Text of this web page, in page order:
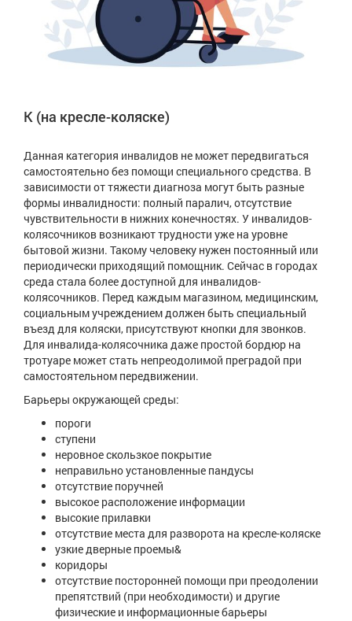
К (на кресле-коляске)
Данная категория инвалидов не может передвигаться
самостоятельно без помощи специального средства. В
зависимости от тяжести диагноза могут быть разные
формы инвалидности: полный паралич, отсутствие
чувствительности в нижних конечностях. У инвалидов-
колясочников возникают трудности уже на уровне
бытовой жизни. Такому человеку нужен постоянный или
периодически приходящий помощник. Сейчас в городах
среда стала более доступной для инвалидов-
колясочников. Перед каждым магазином, медицинским,
социальным учреждением должен быть специальный
въезд для коляски, присутствуют кнопки для звонков.
Для инвалида-колясочника даже простой бордюр на
тротуаре может стать непреодолимой преградой при
самостоятельном передвижении.
Барьеры окружающей среды:
пороги
ступени
неровное скользкое покрытие
неправильно установленные пандусы
отсутствие поручней
высокое расположение информации
высокие прилавки
отсутствие места для разворота на кресле-коляске
узкие дверные проемы&
коридоры
отсутствие посторонней помощи при преодолении
препятствий (при необходимости) и другие
физические и информационные барьеры